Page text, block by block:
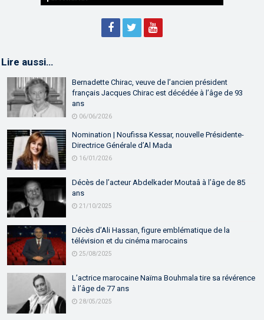
Lire aussi…
Bernadette Chirac, veuve de l’ancien président
français Jacques Chirac est décédée à l’âge de 93
ans
06/06/2026
Nomination | Noufissa Kessar, nouvelle Présidente-
Directrice Générale d’Al Mada
16/01/2026
Décès de l’acteur Abdelkader Moutaâ à l’âge de 85
ans
21/10/2025
Décès d’Ali Hassan, figure emblématique de la
télévision et du cinéma marocains
25/08/2025
L’actrice marocaine Naïma Bouhmala tire sa révérence
à l’âge de 77 ans
28/05/2025